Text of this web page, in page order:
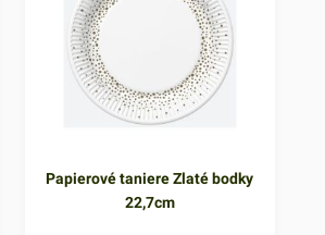
Papierové taniere Zlaté bodky
22,7cm